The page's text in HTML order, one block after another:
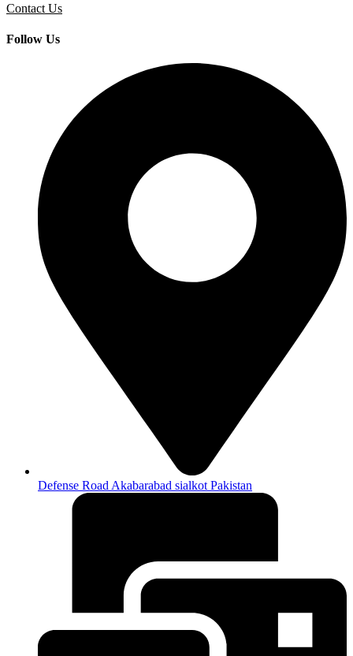
Contact Us
Follow Us
Defense Road Akabarabad sialkot Pakistan